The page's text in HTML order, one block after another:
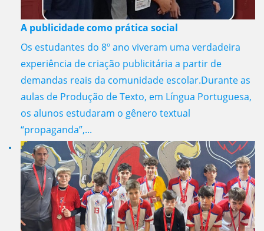
A publicidade como prática social
Os estudantes do 8º ano viveram uma verdadeira
experiência de criação publicitária a partir de
demandas reais da comunidade escolar.Durante as
aulas de Produção de Texto, em Língua Portuguesa,
os alunos estudaram o gênero textual
“propaganda”,...